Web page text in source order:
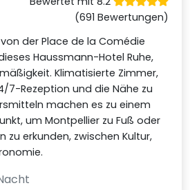
(691 Bewertungen)
der Place de la Comédie
Haussmann-Hotel Ruhe,
Klimatisierte Zimmer,
7-Rezeption und die Nähe zu
machen es zu einem
um Montpellier zu Fuß oder
zu erkunden, zwischen Kultur,